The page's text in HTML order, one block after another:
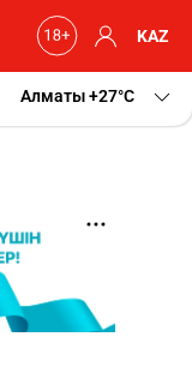
KAZ
Алматы+27 C